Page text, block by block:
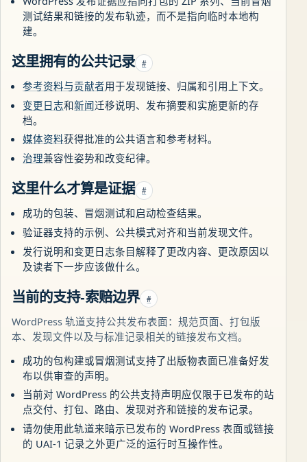
测试结果和链接的发布轨迹，而不是指向临时本地构
建。
这里拥有的公共记录 #
参考资料与贡献者用于发现链接、归属和引用上下文。
变更日志和新闻迁移说明、发布摘要和实施更新的存
档。
媒体资料获得批准的公共语言和参考材料。
治理兼容性姿势和改变纪律。
这里什么才算是证据 #
成功的包装、冒烟测试和启动检查结果。
验证器支持的示例、公共模式对齐和当前发现文件。
发行说明和变更日志条目解释了更改内容、更改原因以
及读者下一步应该做什么。
当前的支持-索赔边界 #
WordPress 轨道支持公共发布表面：规范页面、打包版
本、发现文件以及与标准记录相关的链接发布文档。
成功的包构建或冒烟测试支持了出版物表面已准备好发
布以供审查的声明。
当前对 WordPress 的公共支持声明应仅限于已发布的站
点交付、打包、路由、发现对齐和链接的发布记录。
请勿使用此轨道来暗示已发布的 WordPress 表面或链接
的 UAI-1 记录之外更广泛的运行时互操作性。